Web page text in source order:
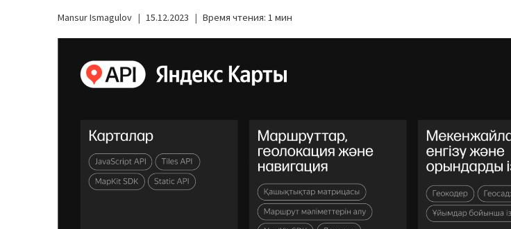
Mansur Ismagulov 15.12.2023 Время чтения: 1 мин